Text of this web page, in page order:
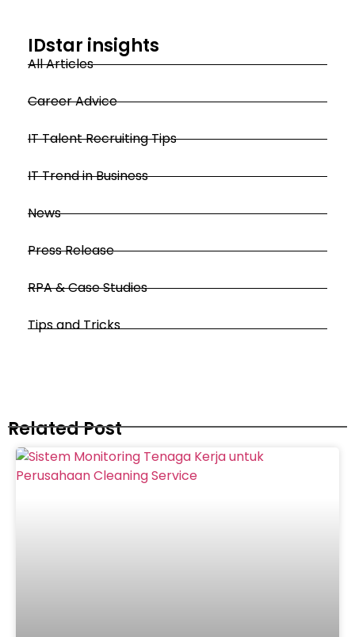
IDstar insights
All Articles
Career Advice
IT Talent Recruiting Tips
IT Trend in Business
News
Press Release
RPA & Case Studies
Tips and Tricks
Related Post